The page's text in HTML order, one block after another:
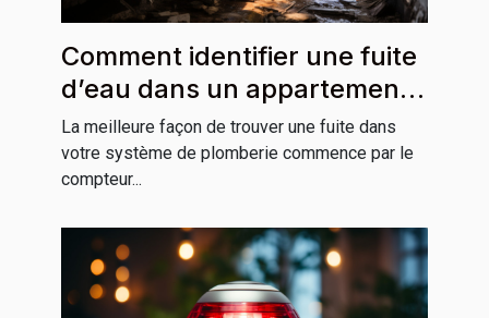
Comment identifier une fuite
d’eau dans un appartement
ou une maison ?
La meilleure façon de trouver une fuite dans
votre système de plomberie commence par le
compteur...